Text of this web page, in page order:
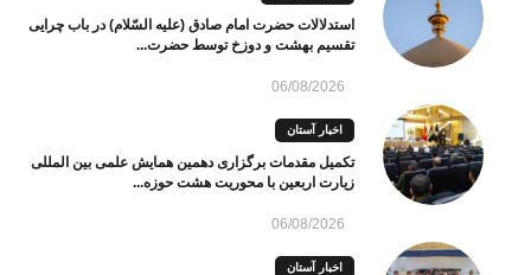
استدلالات حضرت امام صادق (علیه السّلام) در باب چرایی
تقسیم بهشت و دوزخ توسط حضرت...
06/08/2026
اخبار آستان
تکمیل مقدمات برگزاری دهمین همایش علمی بین المللی
زیارت اربعین با محوریت هشت حوزه...
06/08/2026
اخبار آستان